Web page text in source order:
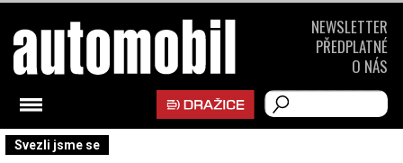
Svezli jsme se
NEWSLETTER
PŘEDPLATNÉ
O NÁS